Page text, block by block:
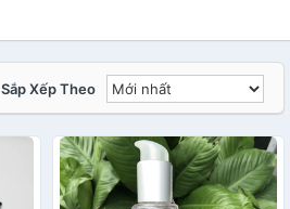
Sắp Xếp Theo